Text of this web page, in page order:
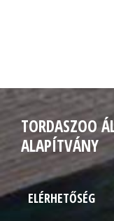
TORDASZOO
ALAPÍTVÁNY
ELÉRHETŐSÉG